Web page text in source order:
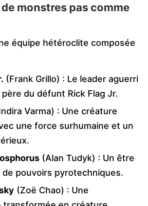
monstres pas comme
équipe hétéroclite composée
(Frank Grillo) : Le leader aguerri
père du défunt Rick Flag Jr.
Varma) : Une créature
une force surhumaine et un
(Alan Tudyk) : Un être
de pouvoirs pyrotechniques.
(Zoë Chao) : Une